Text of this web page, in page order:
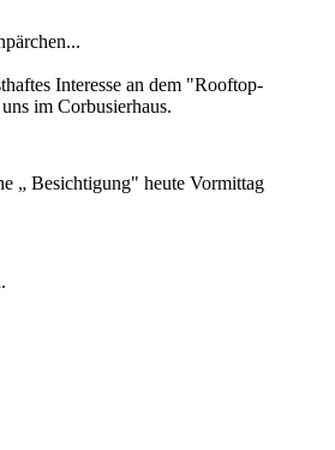
Interesse an dem "Rooftop-
im Corbusierhaus.
„ Besichtigung" heute Vormittag